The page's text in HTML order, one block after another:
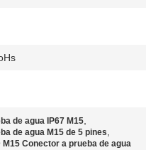
de agua IP67 M15,
de agua M15 de 5 pines,
M15 Conector a prueba de agua